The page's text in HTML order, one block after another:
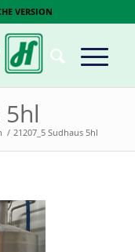
VERSION
5hl
/ 21207_5 Sudhaus 5hl